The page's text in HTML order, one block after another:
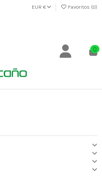
EUR € Favoritos (0)
0